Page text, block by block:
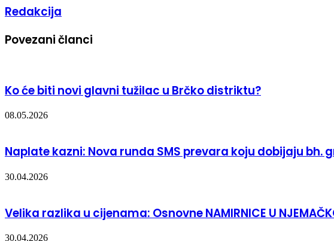
Redakcija
Povezani članci
Ko će biti novi glavni tužilac u Brčko distriktu?
08.05.2026
Naplate kazni: Nova runda SMS prevara koju dobijaju bh.
30.04.2026
Velika razlika u cijenama: Osnovne NAMIRNICE U
30.04.2026